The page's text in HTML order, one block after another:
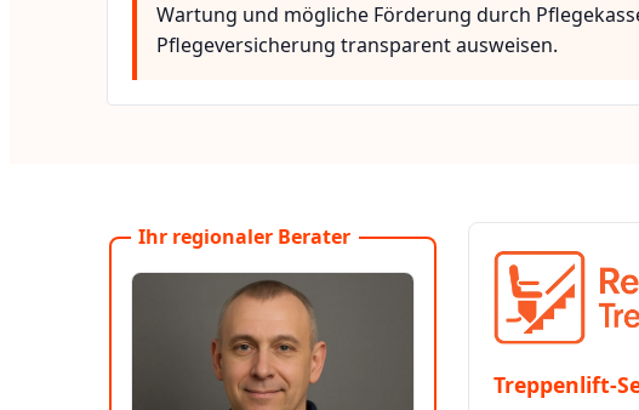
Wartung und mögliche Förderung durch
Pflegeversicherung transparent ausweisen.
Ihr regionaler Berater
Treppenlift-